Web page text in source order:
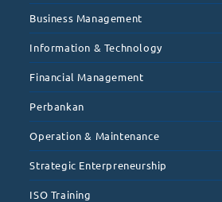
Business Management
Information & Technology
Financial Management
Perbankan
Operation & Maintenance
Strategic Enterpreneurship
ISO Training